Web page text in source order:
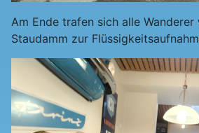
Am Ende trafen sich alle Wanderer
Staudamm zur